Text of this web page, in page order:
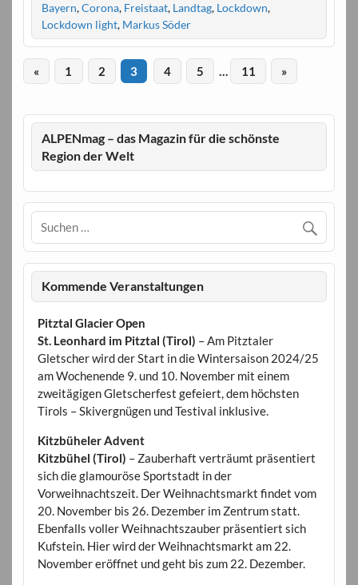
Bayern,Corona, Freistaat, Landtag, Lockdown,
Lockdown light, Markus Söder
« 1 2 3 4 5 … 11 »
ALPENmag – das Magazin für die schönste
Region der Welt
Kommende Veranstaltungen
Pitztal Glacier Open
St. Leonhard im Pitztal (Tirol) – Am Pitztaler
Gletscher wird der Start in die Wintersaison 2024/25
am Wochenende 9. und 10. November mit einem
zweitägigen Gletscherfest gefeiert, dem höchsten
Tirols – Skivergnügen und Testival inklusive.
Kitzbüheler Advent
Kitzbühel (Tirol) – Zauberhaft verträumt präsentiert
sich die glamouröse Sportstadt in der
Vorweihnachtszeit. Der Weihnachtsmarkt findet vom
20. November bis 26. Dezember im Zentrum statt.
Ebenfalls voller Weihnachtszauber präsentiert sich
Kufstein. Hier wird der Weihnachtsmarkt am 22.
November eröffnet und geht bis zum 22. Dezember.